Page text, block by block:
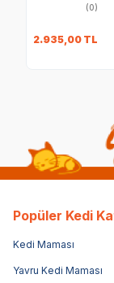
(0)
2.935,00 TL
Popüler Kedi
Kedi Maması
Yavru Kedi Maması